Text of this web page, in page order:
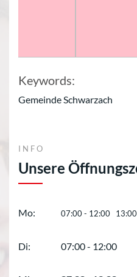
Keywords:
Gemeinde Schwarzach
INFO
Unsere
Mo: 07:00 - 12:00
Di: 07:00 - 12:00